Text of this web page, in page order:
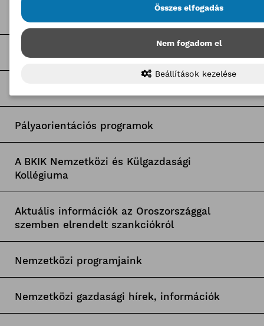
Tagozati hírek
Tagcsoporti hírek
Pályaorientációs programok
A BKIK Nemzetközi és Külgazdasági
Kollégiuma
Aktuális információk az Oroszországgal
szemben elrendelt szankciókról
Nemzetközi programjaink
Nemzetközi gazdasági hírek, információk
Összes elfogadás
Nem fogadom el
Beállítások kezelése